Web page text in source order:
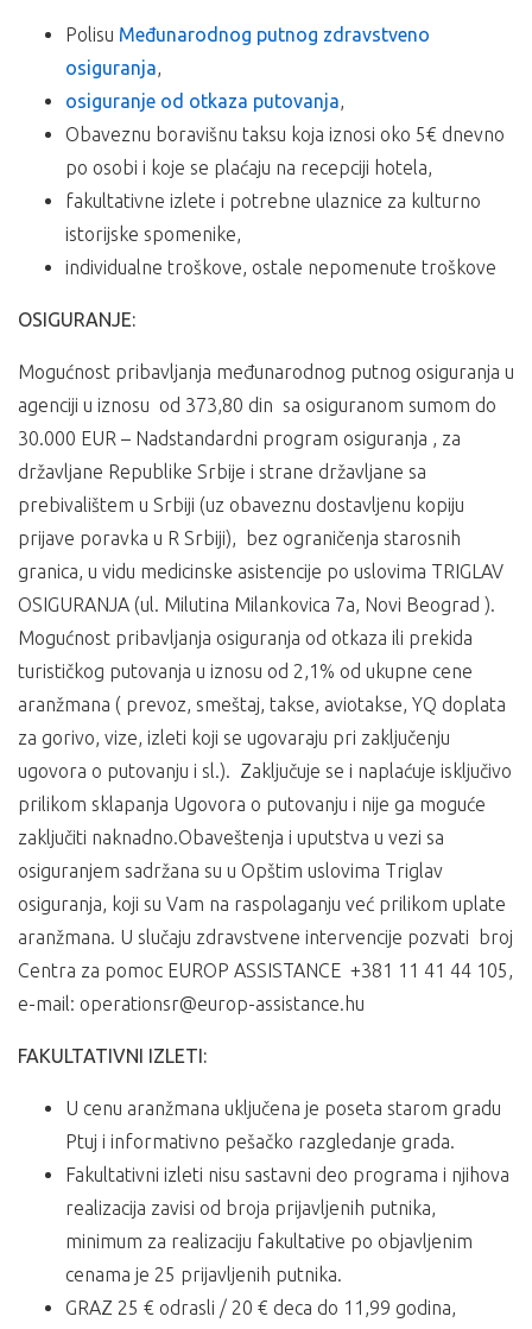
Polisu Međunarodnog putnog zdravstveno
osiguranja,
osiguranje od otkaza putovanja,
Obaveznu boravišnu taksu koja iznosi oko 5€ dnevno
po osobi i koje se plaćaju na recepciji hotela,
fakultativne izlete i potrebne ulaznice za kulturno
istorijske spomenike,
individualne troškove, ostale nepomenute troškove
OSIGURANJE:
Mogućnost pribavljanja međunarodnog putnog osiguranja u
agenciji u iznosu od 373,80 din sa osiguranom sumom do
30.000 EUR – Nadstandardni program osiguranja , za
državljane Republike Srbije i strane državljane sa
prebivalištem u Srbiji (uz obaveznu dostavljenu kopiju
prijave poravka u R Srbiji), bez ograničenja starosnih
granica, u vidu medicinske asistencije po uslovima TRIGLAV
OSIGURANJA (ul. Milutina Milankovica 7a, Novi Beograd ).
Mogućnost pribavljanja osiguranja od otkaza ili prekida
turističkog putovanja u iznosu od 2,1% od ukupne cene
aranžmana ( prevoz, smeštaj, takse, aviotakse, YQ doplata
za gorivo, vize, izleti koji se ugovaraju pri zaključenju
ugovora o putovanju i sl.). Zaključuje se i naplaćuje isključivo
prilikom sklapanja Ugovora o putovanju i nije ga moguće
zaključiti naknadno.Obaveštenja i uputstva u vezi sa
osiguranjem sadržana su u Opštim uslovima Triglav
osiguranja, koji su Vam na raspolaganju već prilikom uplate
aranžmana. U slučaju zdravstvene intervencije pozvati broj
Centra za pomoc EUROP ASSISTANCE +381 11 41 44 105,
e-mail: operationsr@europ-assistance.hu
FAKULTATIVNI IZLETI:
U cenu aranžmana uključena je poseta starom gradu
Ptuj i informativno pešačko razgledanje grada.
Fakultativni izleti nisu sastavni deo programa i njihova
realizacija zavisi od broja prijavljenih putnika,
minimum za realizaciju fakultative po objavljenim
cenama je 25 prijavljenih putnika.
GRAZ 25 € odrasli / 20 € deca do 11,99 godina,